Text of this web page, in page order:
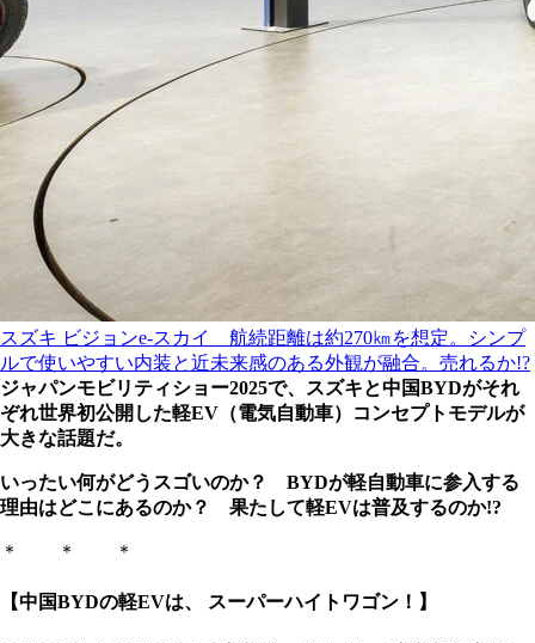
スズキ ビジョンe‐スカイ 航続距離は約270㎞を想定。シンプ
ルで使いやすい内装と近未来感のある外観が融合。売れるか!?
ジャパンモビリティショー2025で、スズキと中国BYDがそれ
ぞれ世界初公開した軽EV（電気自動車）コンセプトモデルが
大きな話題だ。
いったい何がどうスゴいのか？ BYDが軽自動車に参入する
理由はどこにあるのか？ 果たして軽EVは普及するのか!?
＊ ＊ ＊
【中国BYDの軽EVは、 スーパーハイトワゴン！】